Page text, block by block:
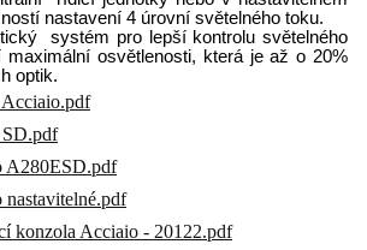
nastavení 4 úrovní světelného toku.
systém pro lepší kontrolu světelného
maximální osvětlenosti, která je až o 20%
optik.
A280ESD.pdf
konzola Acciaio - 20122.pdf